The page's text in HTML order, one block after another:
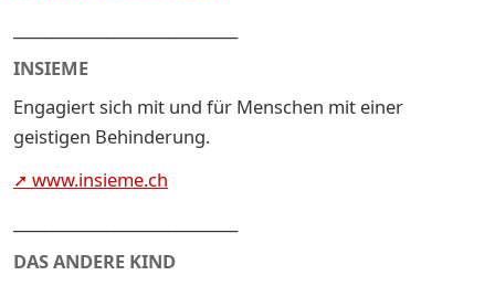
INSIEME
Engagiert sich mit und für Menschen mit einer
geistigen Behinderung.
➚ www.insieme.ch
DAS ANDERE KIND